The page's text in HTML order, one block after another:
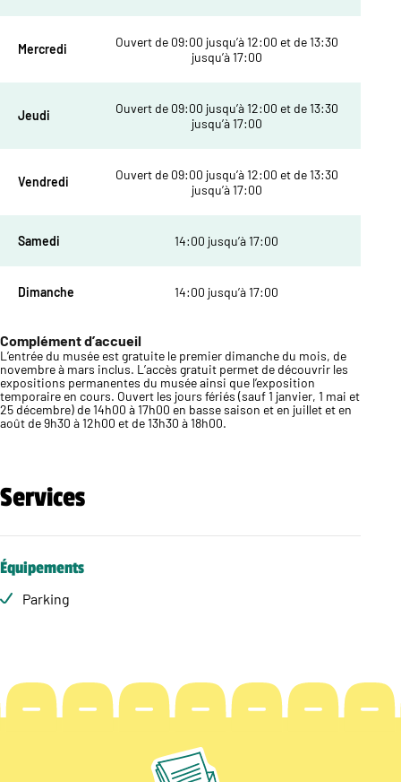
Mercredi
Ouvert de 09:00 jusqu’à 12:00 et de 13:30
jusqu’à 17:00
Jeudi
Ouvert de 09:00 jusqu’à 12:00 et de 13:30
jusqu’à 17:00
Vendredi
Ouvert de 09:00 jusqu’à 12:00 et de 13:30
jusqu’à 17:00
Samedi 14:00 jusqu’à 17:00
Dimanche 14:00 jusqu’à 17:00
Complément d’accueil
L’entrée du musée est gratuite le premier dimanche du mois, de
novembre à mars inclus. L’accès gratuit permet de découvrir les
expositions permanentes du musée ainsi que l’exposition
temporaire en cours. Ouvert les jours fériés (sauf 1 janvier, 1 mai et
25 décembre) de 14h00 à 17h00 en basse saison et en juillet et en
août de 9h30 à 12h00 et de 13h30 à 18h00.
Services
Équipements
Parking